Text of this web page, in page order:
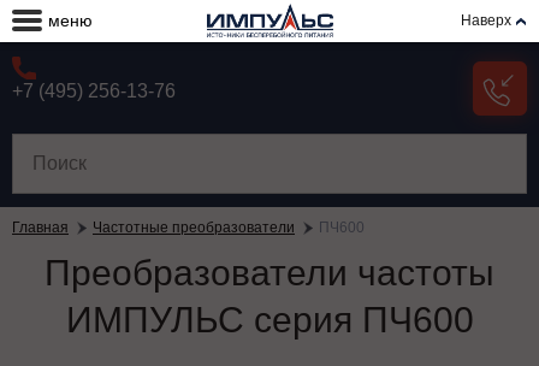
меню Наверх
+7 (495) 256-13-76
Главная Частотные преобразователи ПЧ600
Преобразователи частоты
ИМПУЛЬС серия ПЧ600